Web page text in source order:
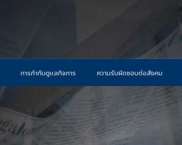
การกำกับดูแลกิจการ ความรับผิดชอบต่อสังคม